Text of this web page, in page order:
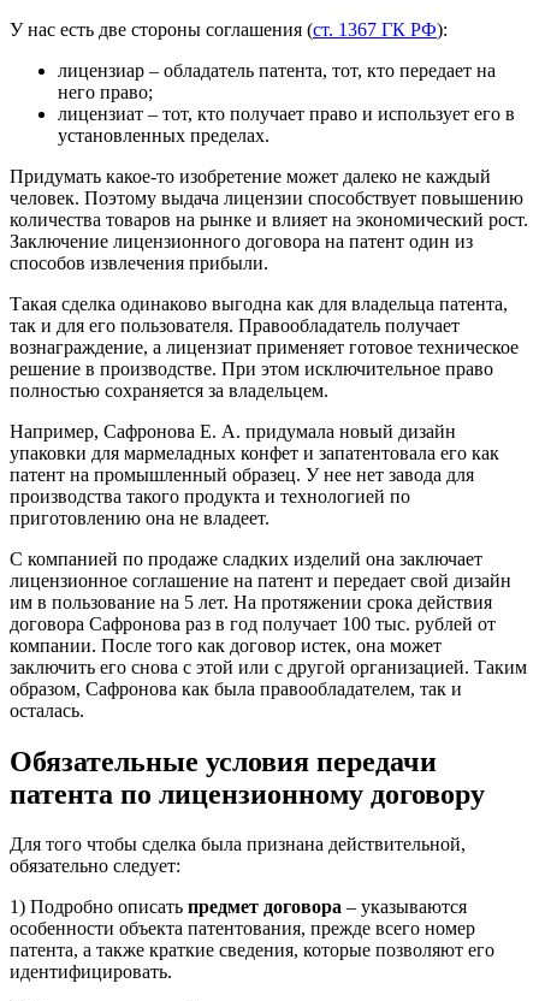
У нас есть две стороны соглашения (ст. 1367 ГК РФ):
лицензиар – обладатель патента, тот, кто передает на
него право;
лицензиат – тот, кто получает право и использует его в
установленных пределах.
Придумать какое-то изобретение может далеко не каждый
человек. Поэтому выдача лицензии способствует повышению
количества товаров на рынке и влияет на экономический рост.
Заключение лицензионного договора на патент один из
способов извлечения прибыли.
Такая сделка одинаково выгодна как для владельца патента,
так и для его пользователя. Правообладатель получает
вознаграждение, а лицензиат применяет готовое техническое
решение в производстве. При этом исключительное право
полностью сохраняется за владельцем.
Например, Сафронова Е. А. придумала новый дизайн
упаковки для мармеладных конфет и запатентовала его как
патент на промышленный образец. У нее нет завода для
производства такого продукта и технологией по
приготовлению она не владеет.
С компанией по продаже сладких изделий она заключает
лицензионное соглашение на патент и передает свой дизайн
им в пользование на 5 лет. На протяжении срока действия
договора Сафронова раз в год получает 100 тыс. рублей от
компании. После того как договор истек, она может
заключить его снова с этой или с другой организацией. Таким
образом, Сафронова как была правообладателем, так и
осталась.
Обязательные условия передачи
патента по лицензионному договору
Для того чтобы сделка была признана действительной,
обязательно следует:
1) Подробно описать предмет договора – указываются
особенности объекта патентования, прежде всего номер
патента, а также краткие сведения, которые позволяют его
идентифицировать.